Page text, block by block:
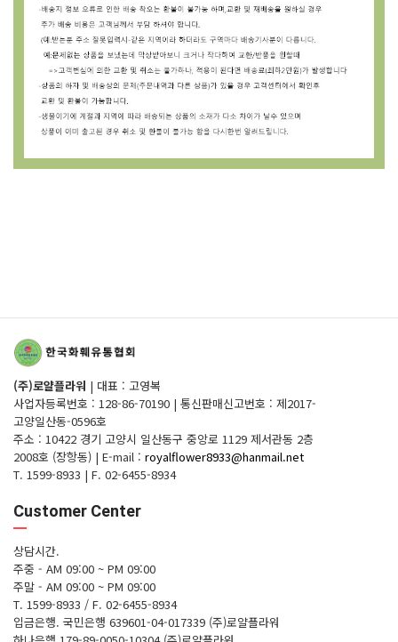
(주)로얄플라워 | 대표 : 고영복
사업자등록번호 : 128-86-70190 | 통신판매신고번호 : 제2017-
고양일산동-0596호
주소 : 10422 경기 고양시 일산동구 중앙로 1129 제서관동 2층
2008호 (장항동) | E-mail : royalflower8933@hanmail.net
T. 1599-8933 | F. 02-6455-8934
Customer Center
상담시간.
주중 - AM 09:00 ~ PM 09:00
주말 - AM 09:00 ~ PM 09:00
T. 1599-8933 / F. 02-6455-8934
입금은행. 국민은행 639601-04-017339 (주)로얄플라워